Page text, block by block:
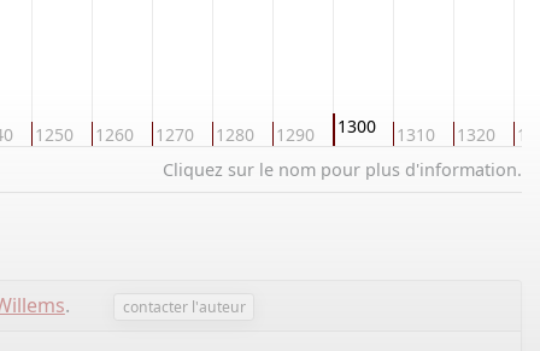
1250 1260 1270 1280 1290 1300 1310 1320
Cliquez sur le nom pour plus d'information.
. contacter l'auteur